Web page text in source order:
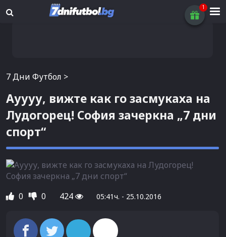
7 Дни Футбол >
Ауууу, вижте как го засмукаха на
Лудогорец! София зачеркна „7 дни
спорт“
0 0 424 05:41ч. - 25.10.2016